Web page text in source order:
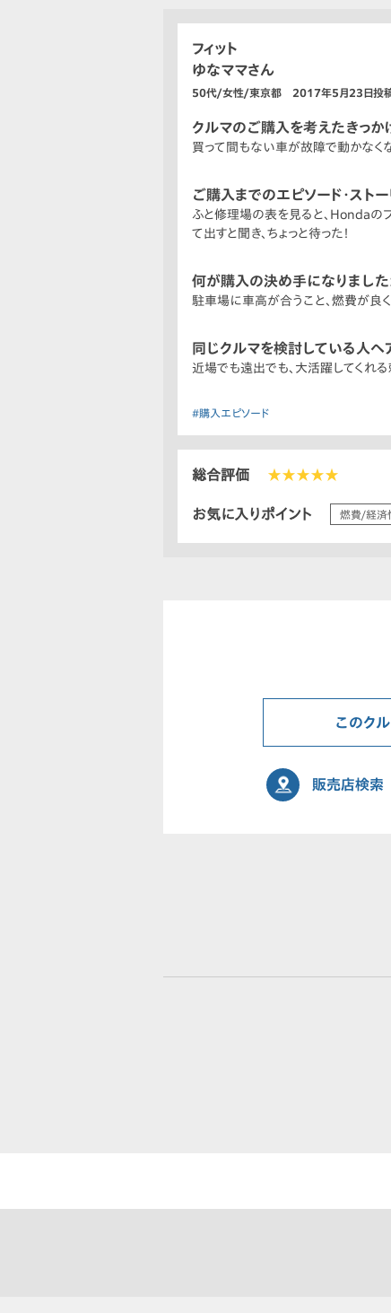
フィット
ゆなママさん
50代/女性/東京都 2017年5月23日投
クルマのご購入を考えたきっか
買って間もない車が故障で動かなく
ご購入までのエピソード・スト
ふと修理場の表を見ると、Hondaの
て出すと聞き、ちょっと待った！
何が購入の決め手になりました
駐車場に車高が合うこと、燃費が良
同じクルマを検討している人へ
近場でも遠出でも、大活躍してくれる
#購入エピソード
総合評価 ★★★★★
お気に入りポイント 燃費/経済
このク
販売店検索